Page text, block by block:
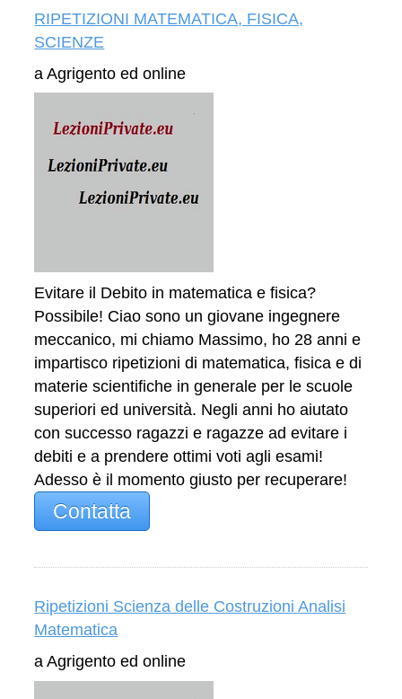
RIPETIZIONI MATEMATICA, FISICA,
SCIENZE
a Agrigento ed online
Evitare il Debito in matematica e fisica?
Possibile! Ciao sono un giovane ingegnere
meccanico, mi chiamo Massimo, ho 28 anni e
impartisco ripetizioni di matematica, fisica e di
materie scientifiche in generale per le scuole
superiori ed università. Negli anni ho aiutato
con successo ragazzi e ragazze ad evitare i
debiti e a prendere ottimi voti agli esami!
Adesso è il momento giusto per recuperare!
Contatta
Ripetizioni Scienza delle Costruzioni Analisi
Matematica
a Agrigento ed online